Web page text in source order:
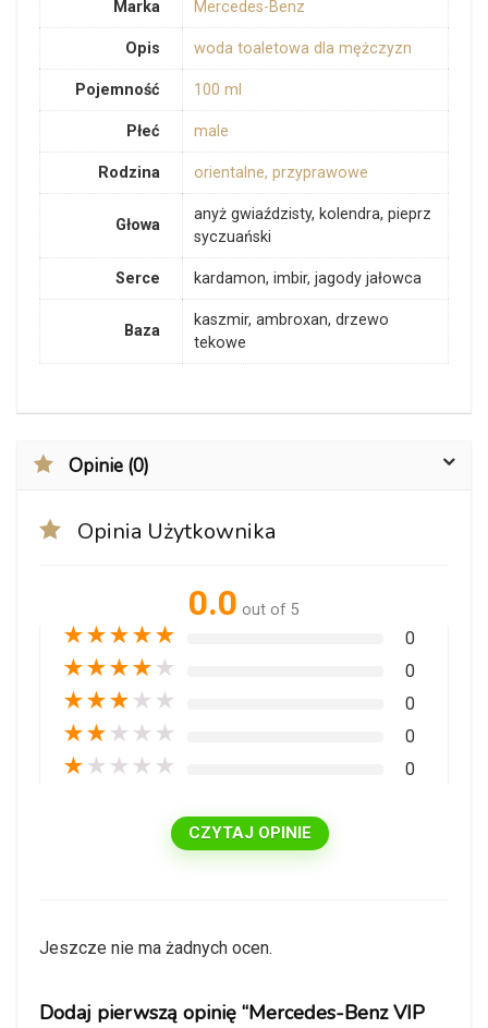
Marka Mercedes-Benz
Opis woda toaletowa dla mężczyzn
Pojemność 100 ml
Płeć male
Rodzina orientalne, przyprawowe
Głowa
anyż gwiaździsty, kolendra, pieprz
syczuański
Serce kardamon, imbir, jagody jałowca
Baza
kaszmir, ambroxan, drzewo
tekowe
Opinie (0)
Opinia Użytkownika
0.0 out of 5
★★★★★ 0
★★★★ ★ 0
★★★ ★ ★ 0
★★ ★ ★ ★ 0
★ ★ ★ ★ ★ 0
CZYTAJ OPINIE
Jeszcze nie ma żadnych ocen.
Dodaj pierwszą opinię “Mercedes-Benz VIP